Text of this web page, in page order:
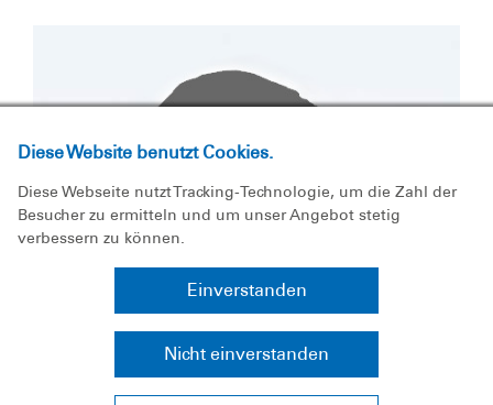
Diese Website benutzt Cookies.
Diese Webseite nutzt Tracking-Technologie, um die Zahl der
Besucher zu ermitteln und um unser Angebot stetig
verbessern zu können.
Einverstanden
Nicht einverstanden